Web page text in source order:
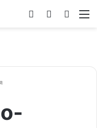
Switch
Войти